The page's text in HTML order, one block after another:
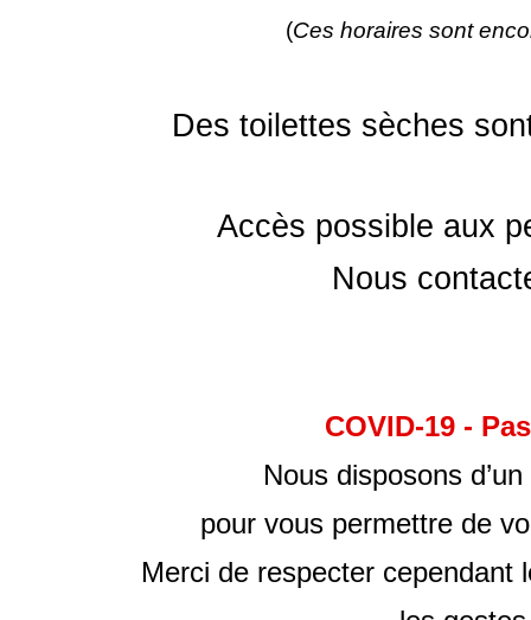
(Ces horaires sont
Des toilettes sèches
Accès possible aux
Nous
COVID-19 -
Nous disposons
pour vous permettre de
Merci de respecter cependant